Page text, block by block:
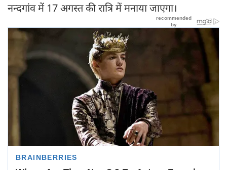
नन्दगांव में 17 अगस्त की रात्रि में मनाया जाएगा।